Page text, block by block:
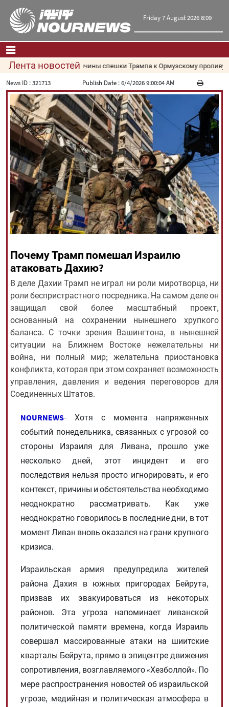
Friday 7 August 2026 8:09
Главная|Контакты|О нас
Новости
Культура и общество
Экономика
Политика
взгляд
Мультимедиа
|فارسی |English|العربیه|
|עברית|русский|中文|
All rights reserved for NourNews
Copyright © 2021 www.nournews.ir
Лента новостейПричины спешки Трампа к Ормузскому проливу:
News ID :321713 Publish Date :6/4/2026 9:00:04 AM
Почему Трамп помешал Израилю
атаковать Дахию?
В деле Дахии Трамп не играл ни роли миротворца, ни
роли беспристрастного посредника. На самом деле он
защищал свой более масштабный проект,
основанный на сохранении нынешнего хрупкого
баланса. С точки зрения Вашингтона, в нынешней
ситуации на Ближнем Востоке нежелательны ни
война, ни полный мир; желательна приостановка
конфликта, которая при этом сохраняет возможность
управления, давления и ведения переговоров для
Соединенных Штатов.
NOURNEWS- Хотя с момента напряженных
событий понедельника, связанных с угрозой со
стороны Израиля для Ливана, прошло уже
несколько дней, этот инцидент и его
последствия нельзя просто игнорировать, и его
контекст, причины и обстоятельства необходимо
неоднократно рассматривать. Как уже
неоднократно говорилось в последние дни, в тот
момент Ливан вновь оказался на грани крупного
кризиса.
Израильская армия предупредила жителей
района Дахия в южных пригородах Бейрута,
призвав их эвакуироваться из некоторых
районов. Эта угроза напоминает ливанской
политической памяти времена, когда Израиль
совершал массированные атаки на шиитские
кварталы Бейрута, прямо в эпицентре движения
сопротивления, возглавляемого «Хезболлой». По
мере распространения новостей об израильской
угрозе, медийная и политическая атмосфера в